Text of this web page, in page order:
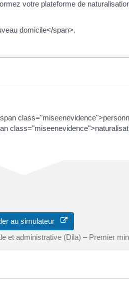
votre plateforme de
domicile</span>.
au simulateur
et administrative (Dila) – Premier